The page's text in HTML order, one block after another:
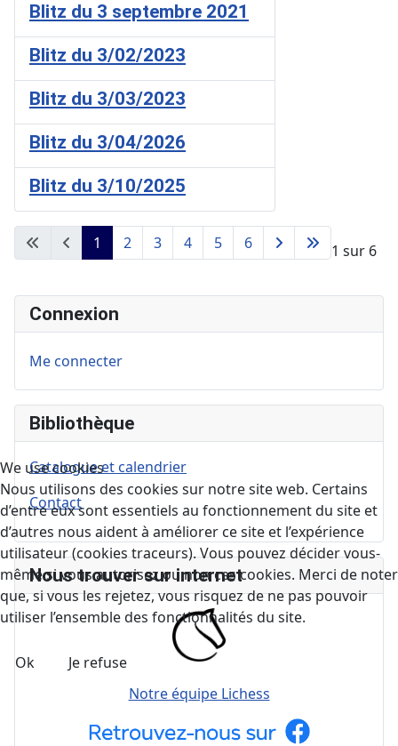
Blitz du 3 septembre 2021
Blitz du 3/02/2023
Blitz du 3/03/2023
Blitz du 3/04/2026
Blitz du 3/10/2025
Page 1 sur 6
1 2 3 4 5 6
Connexion
Me connecter
Bibliothèque
Catalogue et calendrier
Contact
Nous trouver sur internet
Notre équipe Lichess
We use cookies
Nous utilisons des cookies sur notre site web. Certains
d’entre eux sont essentiels au fonctionnement du site et
d’autres nous aident à améliorer ce site et l’expérience
utilisateur (cookies traceurs). Vous pouvez décider vous-
même si vous autorisez ou non ces cookies. Merci de noter
que, si vous les rejetez, vous risquez de ne pas pouvoir
utiliser l’ensemble des fonctionnalités du site.
Ok Je refuse